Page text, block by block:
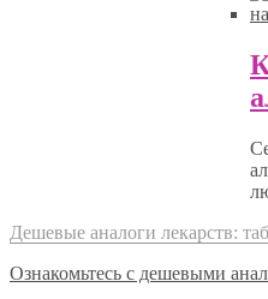
Дешевые аналоги лекарств:
Ознакомьтесь с дешевыми